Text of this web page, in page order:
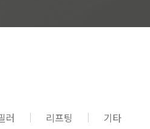
러 리프팅 기타